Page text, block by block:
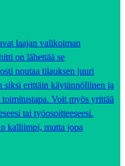
laajan valikoiman
on lähettää se
noutaa tilauksen juuri
siksi erittäin käytännöllinen ja
Voit myös yrittää
tai työosoitteeseesi.
kalliimpi, mutta jopa